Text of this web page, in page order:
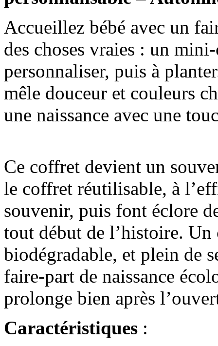
Accueillez bébé avec un
des choses vraies : un
personnaliser, puis à
mêle douceur et couleurs
une naissance avec une
Ce coffret devient un
le coffret réutilisable, à
souvenir, puis font éclore
tout début de l’histoire. Un
biodégradable, et plein de
faire-part de naissance
prolonge bien après
Caractéristiques :